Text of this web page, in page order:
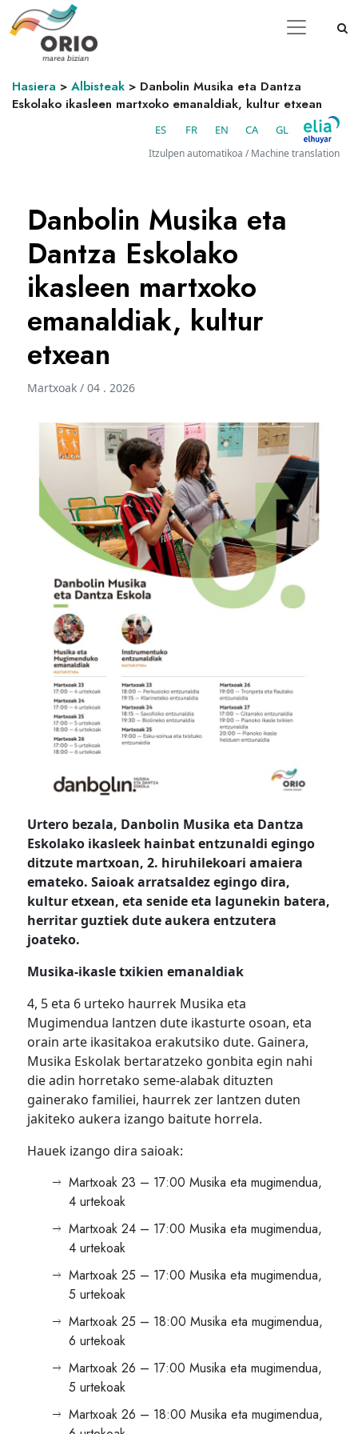
Hasiera > Albisteak > Danbolin Musika eta Dantza
Eskolako ikasleen martxoko emanaldiak, kultur etxean
ES FR EN CA GL
Itzulpen automatikoa / Machine translation
Danbolin Musika eta
Dantza Eskolako
ikasleen martxoko
emanaldiak, kultur
etxean
Martxoak / 04 . 2026
Urtero bezala, Danbolin Musika eta Dantza
Eskolako ikasleek hainbat entzunaldi egingo
ditzute martxoan, 2. hiruhilekoari amaiera
emateko. Saioak arratsaldez egingo dira,
kultur etxean, eta senide eta lagunekin batera,
herritar guztiek dute aukera entzutera
joateko.
Musika-ikasle txikien emanaldiak
4, 5 eta 6 urteko haurrek Musika eta
Mugimendua lantzen dute ikasturte osoan, eta
orain arte ikasitakoa erakutsiko dute. Gainera,
Musika Eskolak bertaratzeko gonbita egin nahi
die adin horretako seme-alabak dituzten
gainerako familiei, haurrek zer lantzen duten
jakiteko aukera izango baitute horrela.
Hauek izango dira saioak:
Martxoak 23 – 17:00 Musika eta mugimendua,
4 urtekoak
Martxoak 24 – 17:00 Musika eta mugimendua,
4 urtekoak
Martxoak 25 – 17:00 Musika eta mugimendua,
5 urtekoak
Martxoak 25 – 18:00 Musika eta mugimendua,
6 urtekoak
Martxoak 26 – 17:00 Musika eta mugimendua,
5 urtekoak
Martxoak 26 – 18:00 Musika eta mugimendua,